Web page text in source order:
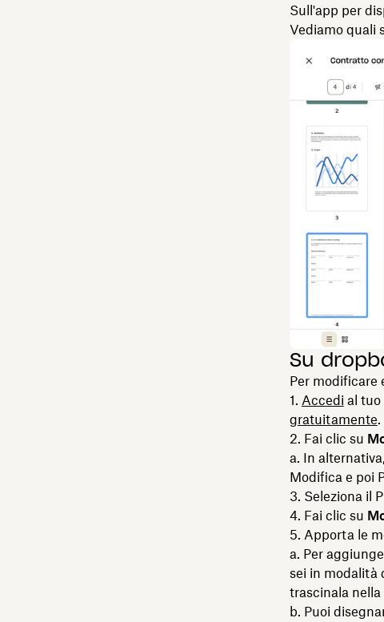
Sull'app per
Vediamo quali
Su
Per modificare
1. Accedi al tuo
gratuitamente.
2. Fai clic su
a. In
Modifica e poi
3. Seleziona il
4. Fai clic su
5. Apporta le
a. Per
sei in modalità
trascinala
b. Puoi